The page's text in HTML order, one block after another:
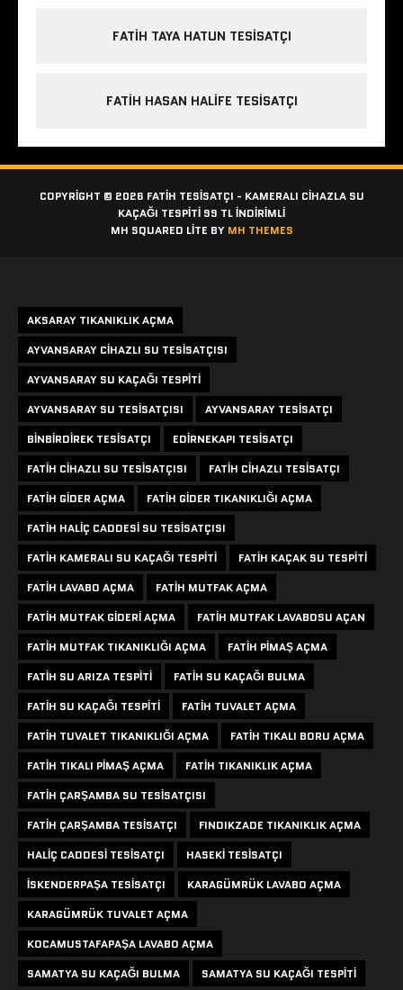
FATIH TAYA HATUN TESISATÇI
FATIH HASAN HALIFE TESISATÇI
COPYRIGHT © 2026 FATIH TESISATÇI - KAMERALI CIHAZLA SU
KAÇAĞI TESPITI 99 TL İNDİRİMLİ
MH SQUARED LITE BY MH THEMES
AKSARAY TIKANIKLIK AÇMA
AYVANSARAY CIHAZLI SU TESISATÇISI
AYVANSARAY SU KAÇAĞI TESPITI
AYVANSARAY SU TESISATÇISI
AYVANSARAY TESISATÇI
BINBIRDIREK TESISATÇI
EDIRNEKAPI TESISATÇI
FATIH CIHAZLI SU TESISATÇISI
FATIH CIHAZLI TESISATÇI
FATIH GIDER AÇMA
FATIH GIDER TIKANIKLIĞI AÇMA
FATIH HALIÇ CADDESI SU TESISATÇISI
FATIH KAMERALI SU KAÇAĞI TESPITI
FATIH KAÇAK SU TESPITI
FATIH LAVABO AÇMA
FATIH MUTFAK AÇMA
FATIH MUTFAK GIDERI AÇMA
FATIH MUTFAK LAVABOSU AÇAN
FATIH MUTFAK TIKANIKLIĞI AÇMA
FATIH PIMAŞ AÇMA
FATIH SU ARIZA TESPITI
FATIH SU KAÇAĞI BULMA
FATIH SU KAÇAĞI TESPITI
FATIH TUVALET AÇMA
FATIH TUVALET TIKANIKLIĞI AÇMA
FATIH TIKALI BORU AÇMA
FATIH TIKALI PIMAŞ AÇMA
FATIH TIKANIKLIK AÇMA
FATIH ÇARŞAMBA SU TESISATÇISI
FATIH ÇARŞAMBA TESISATÇI
FINDIKZADE TIKANIKLIK AÇMA
HALIÇ CADDESI TESISATÇI
HASEKI TESISATÇI
ISKENDERPAŞA TESISATÇI
KARAGÜMRÜK LAVABO AÇMA
KARAGÜMRÜK TUVALET AÇMA
KOCAMUSTAFAPAŞA LAVABO AÇMA
SAMATYA SU KAÇAĞI BULMA
SAMATYA SU KAÇAĞI TESPITI